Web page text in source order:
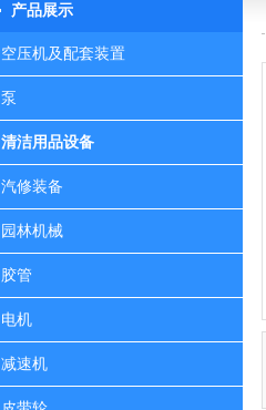
产品展示
空压机及配套装置
泵
清洁用品设备
汽修装备
园林机械
胶管
电机
减速机